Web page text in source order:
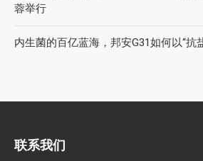
蓉举行
内生菌的百亿蓝海，邦安G31如何以“抗
联系我们